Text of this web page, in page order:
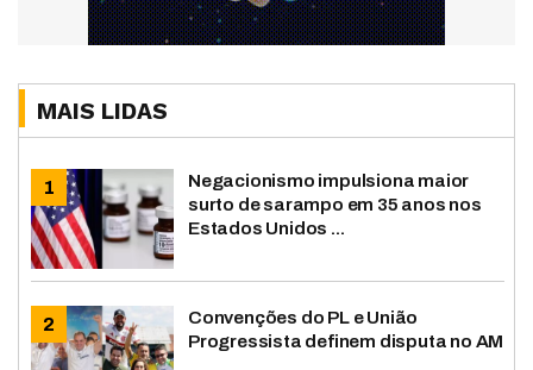
MAIS LIDAS
Negacionismo impulsiona maior
surto de sarampo em 35 anos nos
Estados Unidos ...
Convenções do PL e União
Progressista definem disputa no AM